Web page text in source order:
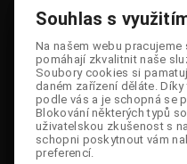
hustilka Lezyne
Souhlas s
Na našem webu
pomáhají zkvalitnit naše
Soubory cookies si
daném zařízení děláte.
podle vás a je schopná se
Blokování některých typů
uživatelskou zkušenost s
schopni poskytnout vám
preferencí.
Souhlas s
Na našem webu
pomáhají zkvalitnit naše
Soubory cookies si
daném zařízení děláte.
podle vás a je schopná se
Blokování některých typů
uživatelskou zkušenost s
schopni poskytnout vám
preferencí.